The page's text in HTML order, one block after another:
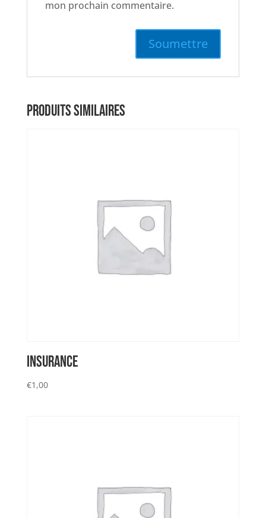
mon prochain commentaire.
PRODUITS SIMILAIRES
INSURANCE
€1,00